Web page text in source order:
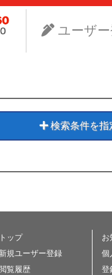
サイト。より安く
ユーザー
検索条件を指
トップ
新規ユーザー登録
閲覧履歴
お
個
登